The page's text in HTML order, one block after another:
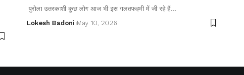
पुरोला उतरकाशी कुछ लोग आज भी इस गलतफहमी में जी रहे हैं…
Lokesh Badoni May 10, 2026